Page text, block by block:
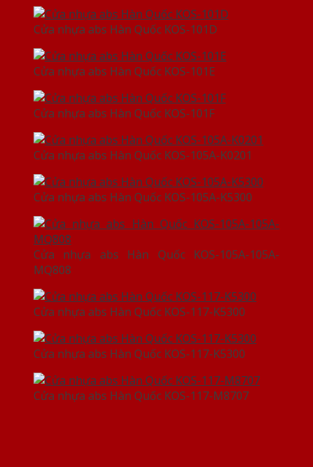
Cửa nhựa abs Hàn Quốc KOS-101D
Cửa nhựa abs Hàn Quốc KOS-101E
Cửa nhựa abs Hàn Quốc KOS-101F
Cửa nhựa abs Hàn Quốc KOS-105A-K0201
Cửa nhựa abs Hàn Quốc KOS-105A-K5300
Cửa nhựa abs Hàn Quốc KOS-105A-105A-
MQ808
Cửa nhựa abs Hàn Quốc KOS-117-K5300
Cửa nhựa abs Hàn Quốc KOS-117-K5300
Cửa nhựa abs Hàn Quốc KOS-117-M8707